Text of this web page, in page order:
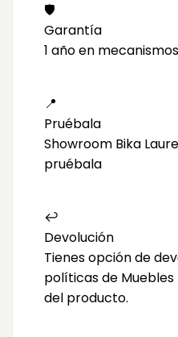
🛡️
Garantía
1 año en
📍
Pruébala
Showroom Bika
pruébala
↩️
Devolución
Tienes opción de
políticas de Muebles
del producto.